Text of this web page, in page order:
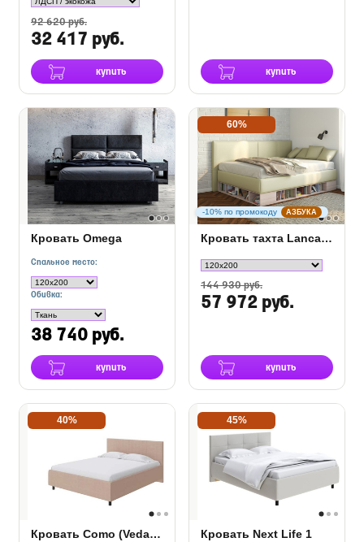
92 620 руб.
32 417 руб.
купить купить
Кровать Omega
Спальное место:
Обивка:
38 740 руб.
купить
-10% по промокоду АЗБУКА
60%
Кровать тахта Lancaster 1 с подъемным механизмом
144 930 руб.
57 972 руб.
купить
40%
Кровать Como (Veda) 3 кожа
45%
Кровать Next Life 1